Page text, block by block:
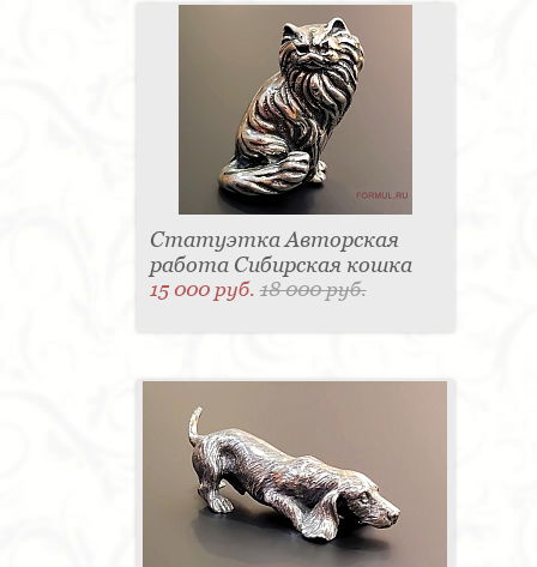
Статуэтка Авторская
работа Сибирская кошка
15 000 руб.18 000 руб.